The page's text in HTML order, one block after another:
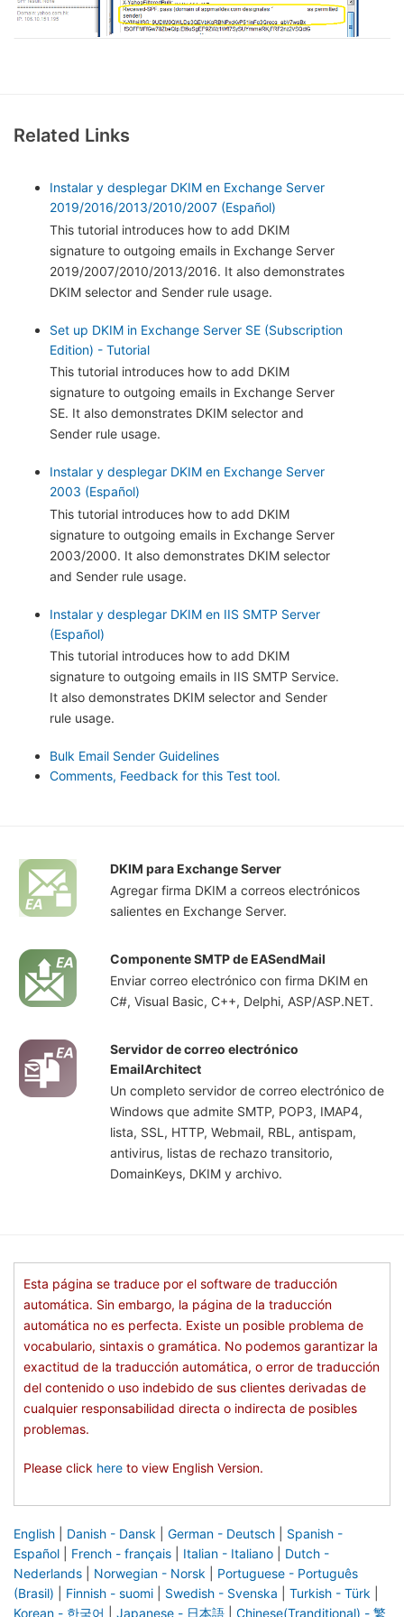
Related Links
Instalar y desplegar DKIM en Exchange Server
2019/2016/2013/2010/2007 (Español)
This tutorial introduces how to add DKIM
signature to outgoing emails in Exchange Server
2019/2007/2010/2013/2016. It also demonstrates
DKIM selector and Sender rule usage.
Set up DKIM in Exchange Server SE (Subscription
Edition) - Tutorial
This tutorial introduces how to add DKIM
signature to outgoing emails in Exchange Server
SE. It also demonstrates DKIM selector and
Sender rule usage.
Instalar y desplegar DKIM en Exchange Server
2003 (Español)
This tutorial introduces how to add DKIM
signature to outgoing emails in Exchange Server
2003/2000. It also demonstrates DKIM selector
and Sender rule usage.
Instalar y desplegar DKIM en IIS SMTP Server
(Español)
This tutorial introduces how to add DKIM
signature to outgoing emails in IIS SMTP Service.
It also demonstrates DKIM selector and Sender
rule usage.
Bulk Email Sender Guidelines
Comments, Feedback for this Test tool.
DKIM para Exchange Server
Agregar firma DKIM a correos electrónicos
salientes en Exchange Server.
Componente SMTP de EASendMail
Enviar correo electrónico con firma DKIM en
C#, Visual Basic, C++, Delphi, ASP/ASP.NET.
Servidor de correo electrónico
EmailArchitect
Un completo servidor de correo electrónico de
Windows que admite SMTP, POP3, IMAP4,
lista, SSL, HTTP, Webmail, RBL, antispam,
antivirus, listas de rechazo transitorio,
DomainKeys, DKIM y archivo.
Esta página se traduce por el software de traducción
automática. Sin embargo, la página de la traducción
automática no es perfecta. Existe un posible problema de
vocabulario, sintaxis o gramática. No podemos garantizar la
exactitud de la traducción automática, o error de traducción
del contenido o uso indebido de sus clientes derivadas de
cualquier responsabilidad directa o indirecta de posibles
problemas.
Please click here to view English Version.
English Danish - Dansk German - Deutsch
Spanish -
Español
French - français Italian - Italiano
Dutch -
Nederlands
Norwegian - Norsk
Portuguese - Português
(Brasil)
Finnish - suomi Swedish - Svenska Turkish - Türk
Korean - 한국어
Japanese - 日本語 Chinese(Tranditional) - 繁